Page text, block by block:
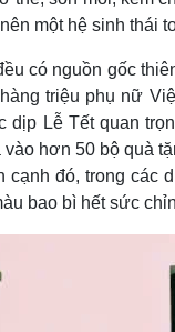
một hệ sinh thái
có nguồn gốc
triệu phụ nữ
dịp Lễ Tết quan
hơn 50 bộ quà
đó, trong các
bao bì hết sức